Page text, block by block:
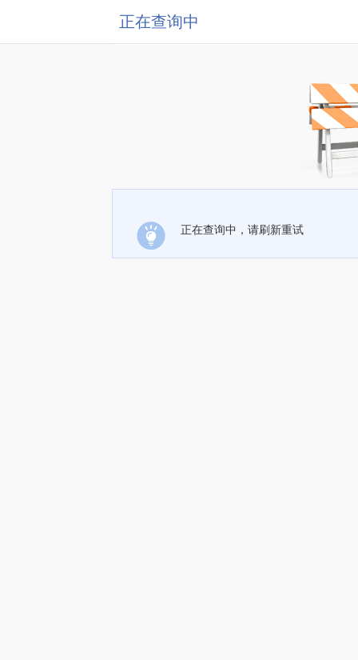
正在查询中
正在查询中，请刷新重试